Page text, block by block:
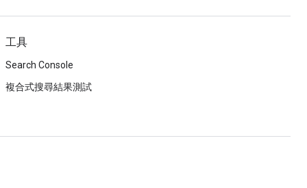
工具
Search Console
複合式搜尋結果測試